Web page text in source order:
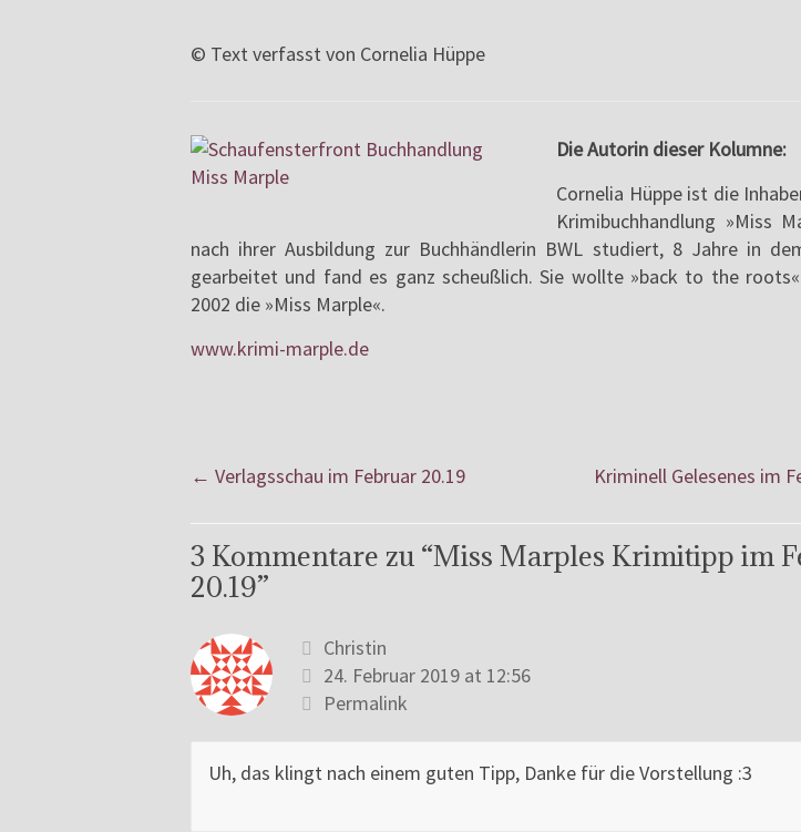
© Text verfasst von Cornelia Hüppe
Die Autorin dieser Kolumne:
Cornelia Hüppe ist die
Krimibuchhandlung »Miss
nach ihrer Ausbildung zur Buchhändlerin BWL studiert, 8 Jahre in
gearbeitet und fand es ganz scheußlich. Sie wollte »back to the
2002 die »Miss Marple«.
www.krimi-marple.de
← Verlagsschau im Februar 20.19 Kriminell Gelesenes im
3 Kommentare zu “Miss Marples Krimitipp im
20.19”
Christin
24. Februar 2019 at 12:56
Permalink
Uh, das klingt nach einem guten Tipp, Danke für die Vorstellung :3